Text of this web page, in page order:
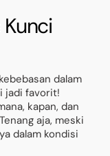
dalam
jadi favorit!
kapan, dan
aja, meski
dalam kondisi